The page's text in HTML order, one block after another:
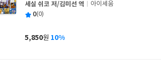
글
쓴
세실 쉬코 저/김미선 역
출
사
아이세움
평 0(0)
가
5,850원 10%